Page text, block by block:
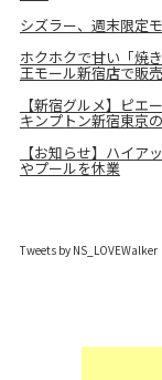
シズラー、週末限定
ホクホクで甘い「焼
王モール新宿店で販
【新宿グルメ】ピエ
キンプトン新宿東京
【お知らせ】ハイア
やプールを休業
Tweets by NS_LOVEWalker